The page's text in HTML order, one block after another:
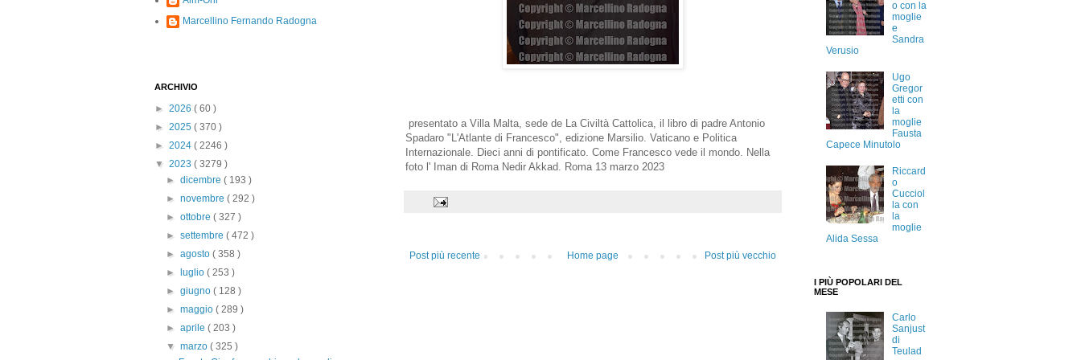
presentato a Villa Malta, sede de La Civiltà Cattolica, il libro di padre Antonio
Spadaro "L'Atlante di Francesco", edizione Marsilio. Vaticano e Politica
Internazionale. Dieci anni di pontificato. Come Francesco vede il mondo. Nella
foto l' Iman di Roma Nedir Akkad. Roma 13 marzo 2023
Post più recente Post più vecchio
Home page
Marcellino Fernando Radogna
ARCHIVIO
► 2026 ( 60 )
► 2025 ( 370 )
► 2024 ( 2246 )
▼ 2023 ( 3279 )
►dicembre( 193 )
►novembre( 292 )
►ottobre( 327 )
►settembre( 472 )
►agosto( 358 )
►
luglio( 253 )
►giugno( 128 )
►maggio( 289 )
►aprile( 203 )
▼marzo( 325 )
o con la
moglie
e
Sandra
Verusio
Ugo
Gregor
etti con
la
moglie
Fausta
Capece Minutolo
Riccard
o
Cucciol
la con
la
moglie
Alida Sessa
I PIÙ POPOLARI DEL
MESE
Carlo
Sanjust
di
Teulad